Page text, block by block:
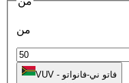
من
VUV - فاتو ني-فانواتو